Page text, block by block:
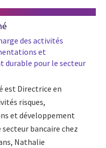
des activités
et
durable pour le secteur
est Directrice en
risques,
et développement
bancaire chez
Nathalie